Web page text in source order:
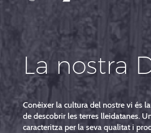
La nostra
Conèixer la cultura del nostre vi és
de descobrir les terres lleidatanes.
caracteritza per la seva qualitat i